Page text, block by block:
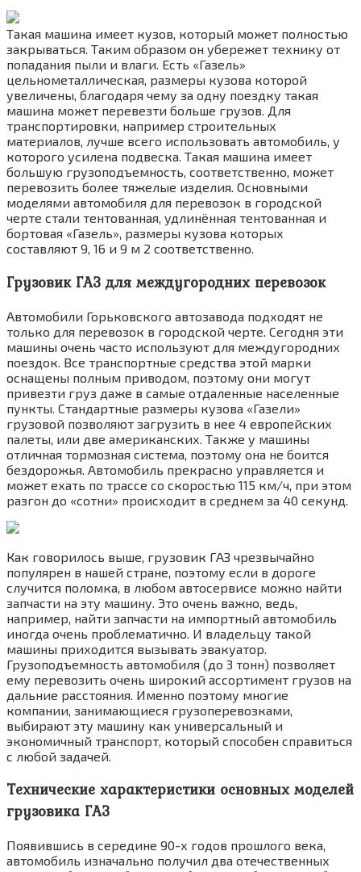
Такая машина имеет кузов, который может полностью
закрываться. Таким образом он убережет технику от
попадания пыли и влаги. Есть «Газель»
цельнометаллическая, размеры кузова которой
увеличены, благодаря чему за одну поездку такая
машина может перевезти больше грузов. Для
транспортировки, например строительных
материалов, лучше всего использовать автомобиль, у
которого усилена подвеска. Такая машина имеет
большую грузоподъемность, соответственно, может
перевозить более тяжелые изделия. Основными
моделями автомобиля для перевозок в городской
черте стали тентованная, удлинённая тентованная и
бортовая «Газель», размеры кузова которых
составляют 9, 16 и 9 м 2 соответственно.
Грузовик ГАЗ для междугородних перевозок
Автомобили Горьковского автозавода подходят не
только для перевозок в городской черте. Сегодня эти
машины очень часто используют для междугородних
поездок. Все транспортные средства этой марки
оснащены полным приводом, поэтому они могут
привезти груз даже в самые отдаленные населенные
пункты. Стандартные размеры кузова «Газели»
грузовой позволяют загрузить в нее 4 европейских
палеты, или две американских. Также у машины
отличная тормозная система, поэтому она не боится
бездорожья. Автомобиль прекрасно управляется и
может ехать по трассе со скоростью 115 км/ч, при этом
разгон до «сотни» происходит в среднем за 40 секунд.
Как говорилось выше, грузовик ГАЗ чрезвычайно
популярен в нашей стране, поэтому если в дороге
случится поломка, в любом автосервисе можно найти
запчасти на эту машину. Это очень важно, ведь,
например, найти запчасти на импортный автомобиль
иногда очень проблематично. И владельцу такой
машины приходится вызывать эвакуатор.
Грузоподъемность автомобиля (до 3 тонн) позволяет
ему перевозить очень широкий ассортимент грузов на
дальние расстояния. Именно поэтому многие
компании, занимающиеся грузоперевозками,
выбирают эту машину как универсальный и
экономичный транспорт, который способен справиться
с любой задачей.
Технические характеристики основных моделей
грузовика ГАЗ
Появившись в середине 90-х годов прошлого века,
автомобиль изначально получил два отечественных